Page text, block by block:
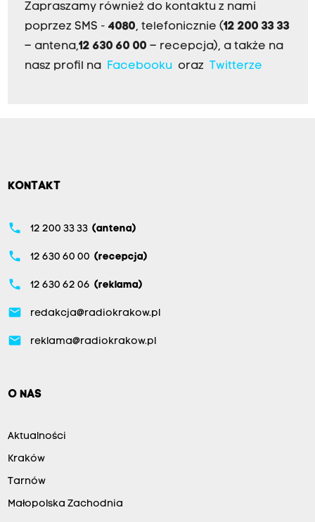
Zapraszamy również do kontaktu z nami
poprzez SMS - 4080, telefonicznie (12 200 33 33
– antena,12 630 60 00 – recepcja), a także na
nasz profil na
Facebookuoraz Twitterze
KONTAKT
phone 12 200 33 33 (antena)
phone 12 630 60 00 (recepcja)
phone 12 630 62 06 (reklama)
email redakcja@radiokrakow.pl
email reklama@radiokrakow.pl
O NAS
Aktualności
Kraków
Tarnów
Małopolska Zachodnia